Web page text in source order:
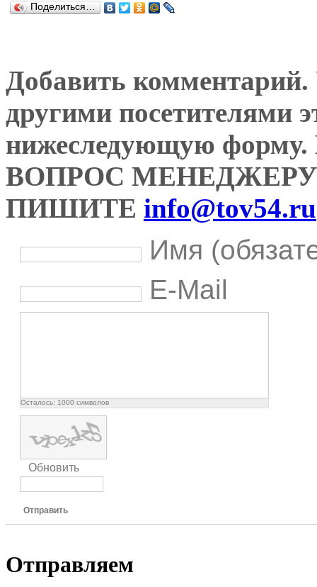
Поделиться…
Добавить комментарий.
другими посетителями
нижеследующую
ВОПРОС
ПИШИТЕ info@tov54.ru
Имя
E-Mail
Осталось: 1000 символов
Обновить
Отправить
Отправляем